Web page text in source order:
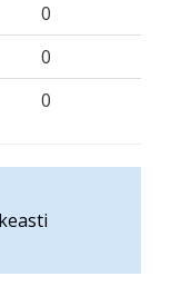
0
0
0